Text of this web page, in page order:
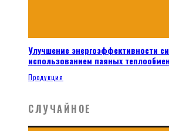
Улучшение энергоэффективности
использованием паяных
Продукция
СЛУЧАЙНОЕ